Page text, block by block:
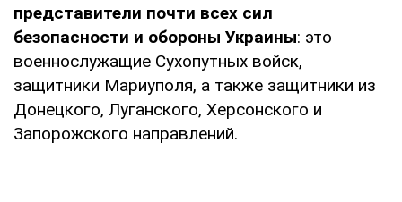
представители почти всех сил
безопасности и обороны Украины: это
военнослужащие Сухопутных войск,
защитники Мариуполя, а также защитники из
Донецкого, Луганского, Херсонского и
Запорожского направлений.